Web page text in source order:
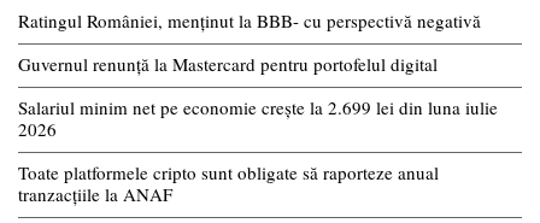
Ratingul României, menținut la BBB- cu perspectivă negativă
Guvernul renunță la Mastercard pentru portofelul digital
Salariul minim net pe economie crește la 2.699 lei din luna iulie
2026
Toate platformele cripto sunt obligate să raporteze anual
tranzacțiile la ANAF